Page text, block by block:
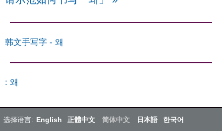
韩文手写字 - 왜
: 왜
选择语言: English 正體中文 简体中文 日本語 한국어